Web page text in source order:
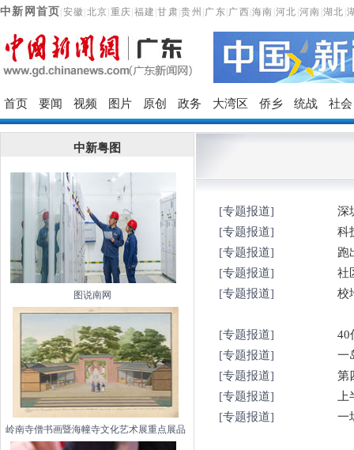
中新网首页 安徽 北京 重庆 福建 |甘肃 |贵州 广东 广西 |海南 |河北 |河南 湖北
首页 要闻 视频 图片 原创 政务 大湾区 侨乡 统战 社会
中新粤图
图说南网
岭南寺僧书画暨海幢寺文化艺术展重点展品
[专题报道]
深
[专题报道]
科
[专题报道]
跑
[专题报道]
社
[专题报道]
校
[专题报道]
40
[专题报道]
一
[专题报道]
第
[专题报道]
[专题报道]